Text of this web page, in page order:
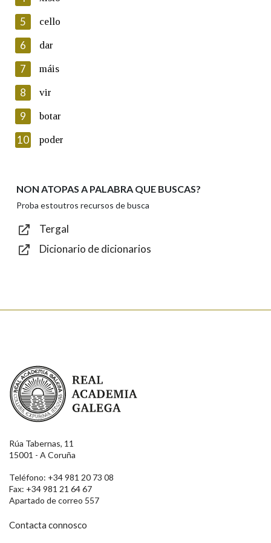
Lin e acepto as condicións da política de
Introduce o código que aparece na imaxe:
Texto de verificación
Enviar
5 cello
6 dar
7 máis
8 vir
9 botar
10 poder
NON ATOPAS A PALABRA QUE BUSCAS?
Proba estoutros recursos de busca
Tergal
Dicionario de dicionarios
Real Academia Galega
Rúa Tabernas, 11
15001 - A Coruña
Teléfono: +34 981 20 73 08
Fax: +34 981 21 64 67
Apartado de correo 557
Contacta connosco